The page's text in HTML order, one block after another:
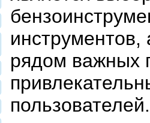
инструментов,
рядом важных
пользователей.